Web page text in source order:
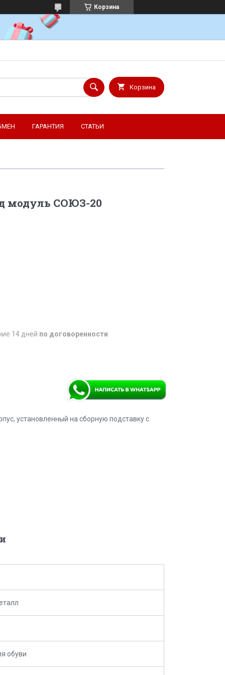
Корзина
Корзина
ГАРАНТИЯ СТАТЬИ
модуль СОЮЗ-20
14 дней по договоренности
установленный на сборную подставку с
обуви